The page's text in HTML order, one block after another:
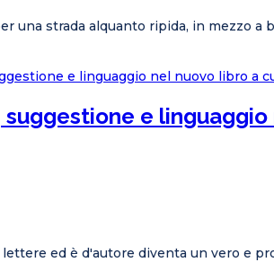
una strada alquanto ripida, in mezzo a
e
ed è d'autore diventa un vero e